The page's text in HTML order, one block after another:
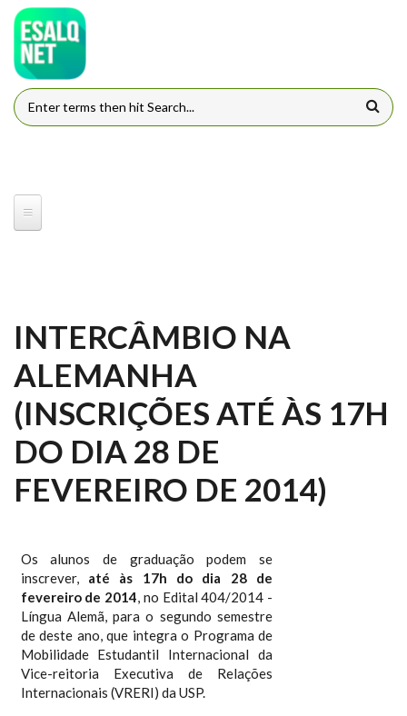
Pular para o conteúdo principal
FORMULÁRIO DE BUSCA
INTERCÂMBIO NA
ALEMANHA
(INSCRIÇÕES ATÉ ÀS 17H
DO DIA 28 DE
FEVEREIRO DE 2014)
Os alunos de graduação podem se
inscrever, até às 17h do dia 28 de
fevereiro de 2014, no Edital 404/2014 -
Língua Alemã, para o segundo semestre
de deste ano, que integra o Programa de
Mobilidade Estudantil Internacional da
Vice-reitoria Executiva de Relações
Internacionais (VRERI) da USP.